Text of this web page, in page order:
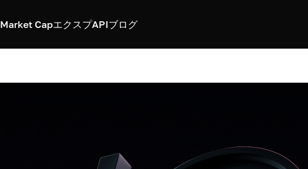
Market CapエクスプAPIブログ